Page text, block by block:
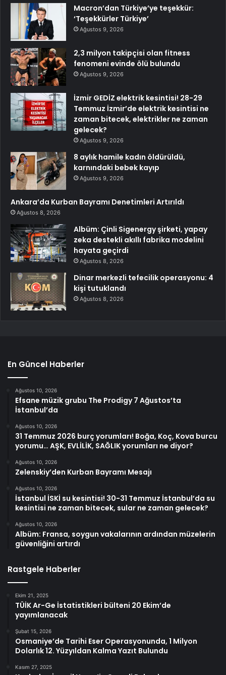
Macron’dan Türkiye’ye teşekkür:
‘Teşekkürler Türkiye’
Ağustos 9, 2026
2,3 milyon takipçisi olan fitness
fenomeni evinde ölü bulundu
Ağustos 9, 2026
İzmir GEDİZ elektrik kesintisi! 28-29
Temmuz İzmir’de elektrik kesintisi ne
zaman bitecek, elektrikler ne zaman
gelecek?
Ağustos 9, 2026
8 aylık hamile kadın öldürüldü,
karnındaki bebek kayıp
Ağustos 9, 2026
Ankara’da Kurban Bayramı Denetimleri Artırıldı
Ağustos 8, 2026
Albüm: Çinli Sigenergy şirketi, yapay
zeka destekli akıllı fabrika modelini
hayata geçirdi
Ağustos 8, 2026
Dinar merkezli tefecilik operasyonu: 4
kişi tutuklandı
Ağustos 8, 2026
En Güncel Haberler
Ağustos 10, 2026
Efsane müzik grubu The Prodigy 7 Ağustos’ta
İstanbul’da
Ağustos 10, 2026
31 Temmuz 2026 burç yorumları! Boğa, Koç, Kova burcu
yorumu… AŞK, EVLİLİK, SAĞLIK yorumları ne diyor?
Ağustos 10, 2026
Zelenskiy’den Kurban Bayramı Mesajı
Ağustos 10, 2026
İstanbul İSKİ su kesintisi! 30-31 Temmuz İstanbul’da su
kesintisi ne zaman bitecek, sular ne zaman gelecek?
Ağustos 10, 2026
Albüm: Fransa, soygun vakalarının ardından müzelerin
güvenliğini artırdı
Rastgele Haberler
Ekim 21, 2025
TÜİK Ar-Ge İstatistikleri bülteni 20 Ekim’de
yayımlanacak
Şubat 15, 2026
Osmaniye’de Tarihi Eser Operasyonunda, 1 Milyon
Dolarlık 12. Yüzyıldan Kalma Yazıt Bulundu
Kasım 27, 2025